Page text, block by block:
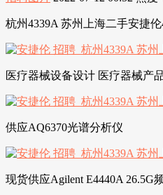
杭州4339A 苏州上海二手安捷伦
医疗器械设备设计 医疗器械产
供应AQ6370光谱分析仪
现货供应Agilent E4440A 26.5G